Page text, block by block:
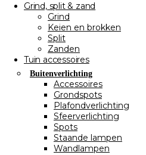
Grind, split & zand
Grind
Keien en brokken
Split
Zanden
Tuin accessoires
Buitenverlichting
Accessoires
Grondspots
Plafondverlichting
Sfeerverlichting
Spots
Staande lampen
Wandlampen